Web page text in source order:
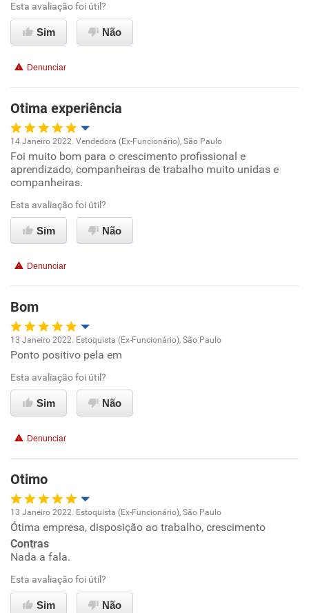
Ambiente de trabalho
Benefícios
Recomenda esta empresa
Recomenda a diretoria
Esta avaliação foi útil?
Sim Não
Denunciar
Otima experiência
Oportunidade de promoção
Ambiente de trabalho
Conciliação com a vida familiar
14 Janeiro 2022. Vendedora (Ex-Funcionário), São Paulo
Foi muito bom para o crescimento profissional e
aprendizado, companheiras de trabalho muito unidas e
companheiras.
Esta avaliação foi útil?
Sim Não
Denunciar
Bom
Oportunidade de promoção
Ambiente de trabalho
Benefícios
Recomenda esta empresa
Recomenda a diretoria
13 Janeiro 2022. Estoquista (Ex-Funcionário), São Paulo
Ponto positivo pela em
Esta avaliação foi útil?
Sim Não
Denunciar
Otimo
Oportunidade de promoção
Ambiente de trabalho
Conciliação com a vida familiar
13 Janeiro 2022. Estoquista (Ex-Funcionário), São Paulo
Ótima empresa, disposição ao trabalho, crescimento
Contras
Nada a fala.
Esta avaliação foi útil?
Sim Não